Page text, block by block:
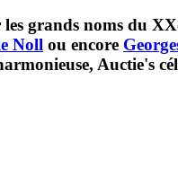
grands noms du
Noll ou encore
Auctie's